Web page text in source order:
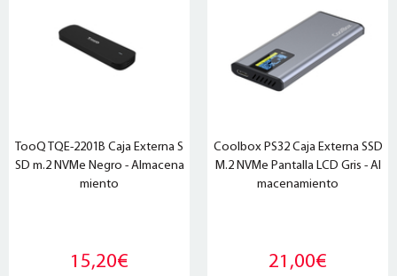
TooQ TQE-2201B Caja Externa S
SD m.2 NVMe Negro - Almacena
miento
15,20€
Coolbox PS32 Caja Externa SSD
M.2 NVMe Pantalla LCD Gris - Al
macenamiento
21,00€